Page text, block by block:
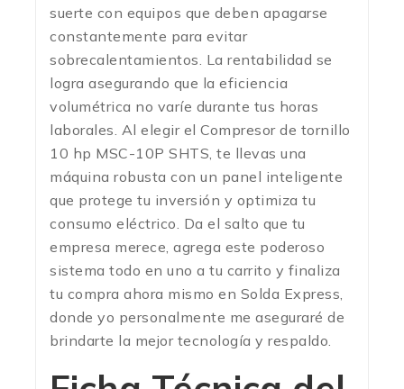
suerte con equipos que deben apagarse
constantemente para evitar
sobrecalentamientos. La rentabilidad se
logra asegurando que la eficiencia
volumétrica no varíe durante tus horas
laborales. Al elegir el Compresor de tornillo
10 hp MSC-10P SHTS, te llevas una
máquina robusta con un panel inteligente
que protege tu inversión y optimiza tu
consumo eléctrico. Da el salto que tu
empresa merece, agrega este poderoso
sistema todo en uno a tu carrito y finaliza
tu compra ahora mismo en Solda Express,
donde yo personalmente me aseguraré de
brindarte la mejor tecnología y respaldo.